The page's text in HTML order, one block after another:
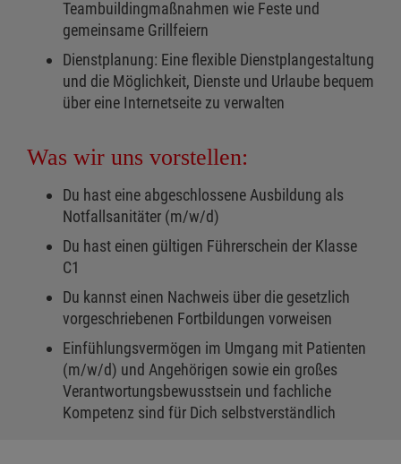
Teambuildingmaßnahmen wie Feste und
gemeinsame Grillfeiern
Dienstplanung: Eine flexible Dienstplangestaltung
und die Möglichkeit, Dienste und Urlaube bequem
über eine Internetseite zu verwalten
Was wir uns vorstellen:
Du hast eine abgeschlossene Ausbildung als
Notfallsanitäter (m/w/d)
Du hast einen gültigen Führerschein der Klasse
C1
Du kannst einen Nachweis über die gesetzlich
vorgeschriebenen Fortbildungen vorweisen
Einfühlungsvermögen im Umgang mit Patienten
(m/w/d) und Angehörigen sowie ein großes
Verantwortungsbewusstsein und fachliche
Kompetenz sind für Dich selbstverständlich